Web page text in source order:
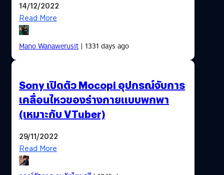
14/12/2022
Read More
Mano Wanawerusit| 1331 days ago
Sony เปิดตัว Mocopi อุปกรณ์จับการ
เคลื่อนไหวของร่างกายแบบพกพา
(เหมาะกับ VTuber)
29/11/2022
Read More